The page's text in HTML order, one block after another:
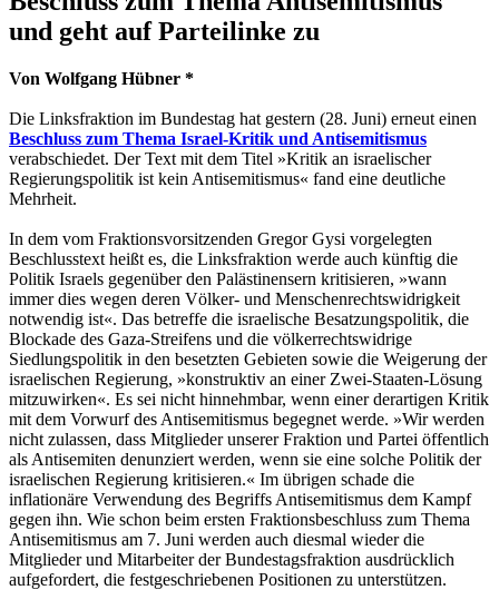
und geht auf Parteilinke zu
Von Wolfgang Hübner *
Die Linksfraktion im Bundestag hat gestern (28. Juni) erneut einen
Beschluss zum Thema Israel-Kritik und Antisemitismus
verabschiedet. Der Text mit dem Titel »Kritik an israelischer
Regierungspolitik ist kein Antisemitismus« fand eine deutliche
Mehrheit.
In dem vom Fraktionsvorsitzenden Gregor Gysi vorgelegten
Beschlusstext heißt es, die Linksfraktion werde auch künftig die
Politik Israels gegenüber den Palästinensern kritisieren, »wann
immer dies wegen deren Völker- und Menschenrechtswidrigkeit
notwendig ist«. Das betreffe die israelische Besatzungspolitik, die
Blockade des Gaza-Streifens und die völkerrechtswidrige
Siedlungspolitik in den besetzten Gebieten sowie die Weigerung der
israelischen Regierung, »konstruktiv an einer Zwei-Staaten-Lösung
mitzuwirken«. Es sei nicht hinnehmbar, wenn einer derartigen Kritik
mit dem Vorwurf des Antisemitismus begegnet werde. »Wir werden
nicht zulassen, dass Mitglieder unserer Fraktion und Partei öffentlich
als Antisemiten denunziert werden, wenn sie eine solche Politik der
israelischen Regierung kritisieren.« Im übrigen schade die
inflationäre Verwendung des Begriffs Antisemitismus dem Kampf
gegen ihn. Wie schon beim ersten Fraktionsbeschluss zum Thema
Antisemitismus am 7. Juni werden auch diesmal wieder die
Mitglieder und Mitarbeiter der Bundestagsfraktion ausdrücklich
aufgefordert, die festgeschriebenen Positionen zu unterstützen.